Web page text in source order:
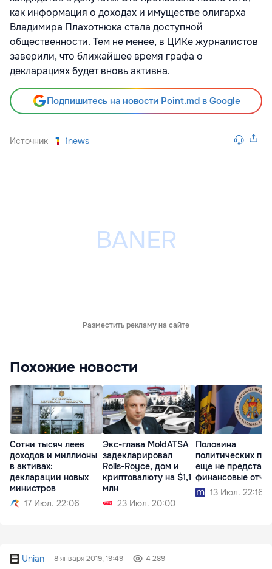
как информация о доходах и имуществе олигарха
Владимира Плахотнюка стала доступной
общественности. Тем не менее, в ЦИКе журналистов
заверили, что ближайшее время графа о
декларациях будет вновь активна.
Подпишитесь на новости Point.md в Google
Источник 1news
Разместить рекламу на сайте
Похожие новости
Сотни тысяч леев
доходов и миллионы
в активах:
декларации новых
министров
17 Июл. 22:06
Экс-глава MoldATSA
задекларировал
Rolls-Royce, дом и
криптовалюту на $1,1
млн
23 Июл. 20:00
Половина
политических
еще не
финансовые
13 Июл. 22:16
Unian 8 января 2019, 19:49 4 289